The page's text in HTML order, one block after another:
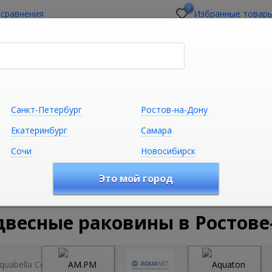
0 Избранные
Сантехника Климатическая
Санфаянс и Керамика Умывальники и
раковины в
Санкт-Петербург
Ростов-на-Дону
Екатеринбург
Самара
Сочи
Новосибирск
Это мой город